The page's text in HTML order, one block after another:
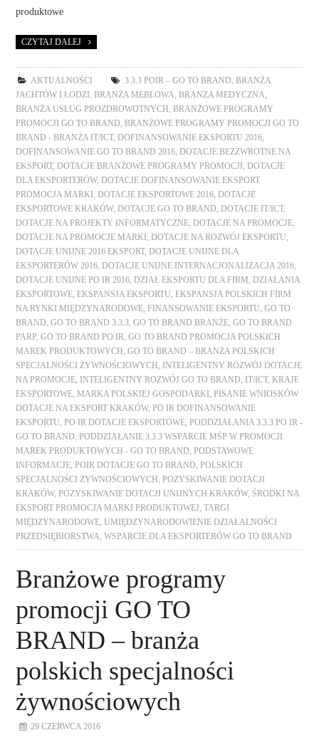
produktowe
CZYTAJ DALEJ
AKTUALNOŚCI 3.3.3 POIR – GO TO BRAND ,BRANŻA
JACHTÓW I ŁODZI
,BRANŻA MEBLOWA ,BRANŻA MEDYCZNA
BRANŻA USŁUG PROZDROWOTNYCH ,BRANŻOWE PROGRAMY
PROMOCJI GO TO BRAND ,BRANŻOWE PROGRAMY PROMOCJI GO TO
BRAND - BRANŻA IT/ICT,DOFINANSOWANIE EKSPORTU 2016
DOFINANSOWANIE GO TO BRAND 2016 ,DOTACJE BEZZWROTNE NA
EKSPORT,DOTACJE BRANŻOWE PROGRAMY PROMOCJI ,DOTACJE
DLA EKSPORTERÓW,DOTACJE DOFINANSOWANIE EKSPORT
PROMOCJA MARKI
,DOTACJE EKSPORTOWE 2016 ,DOTACJE
EKSPORTOWE KRAKÓW,DOTACJE GO TO BRAND ,DOTACJE IT/ICT,
DOTACJE NA PROJEKTY INFORMATYCZNE ,DOTACJE NA PROMOCJE
DOTACJE NA PROMOCJE MARKI
,DOTACJE NA ROZWÓJ EKSPORTU
DOTACJE UNIJNE 2016 EKSPORT,DOTACJE UNIJNE DLA
EKSPORTERÓW 2016 ,DOTACJE UNIJNE INTERNACJONALIZACJA 2016
DOTACJE UNIJNE PO IR 2016 ,DZIAŁ EKSPORTU DLA FIRM ,DZIAŁANIA
EKSPORTOWE ,EKSPANSJA EKSPORTU ,EKSPANSJA POLSKICH FIRM
NA RYNKI MIĘDZYNARODOWE ,FINANSOWANIE EKSPORTU ,GO TO
BRAND ,GO TO BRAND 3.3.3 ,GO TO BRAND BRANŻE ,GO TO BRAND
PARP ,GO TO BRAND PO IR ,GO TO BRAND PROMOCJA POLSKICH
MAREK PRODUKTOWYCH ,GO TO BRAND – BRANŻA POLSKICH
SPECJALNOŚCI ŻYWNOŚCIOWYCH
INTELIGENTNY ROZWÓJ DOTACJE
NA PROMOCJE
INTELIGENTNY ROZWÓJ GO TO BRAND IT/ICT,KRAJE
EKSPORTOWE ,MARKA POLSKIEJ GOSPODARKI ,PISANIE WNIOSKÓW
DOTACJE NA EKSPORT KRAKÓW,PO IR DOFINANSOWANIE
EKSPORTU ,PO IR DOTACJE EKSPORTOWE ,PODDZIAŁANIA 3.3.3 PO IR -
GO TO BRAND ,PODDZIAŁANIE 3.3.3 WSPARCIE MŚP W PROMOCJI
MAREK PRODUKTOWYCH - GO TO BRAND ,PODSTAWOWE
INFORMACJE ,POIR DOTACJE GO TO BRAND ,POLSKICH
SPECJALNOŚCI ŻYWNOŚCIOWYCH ,POZYSKIWANIE DOTACJI
KRAKÓW,POZYSKIWANIE DOTACJI UNIJNYCH KRAKÓW, ŚRODKI NA
EKSPORT PROMOCJA MARKI PRODUKTOWEJ ,TARGI
MIĘDZYNARODOWE ,UMIĘDZYNARODOWIENIE DZIAŁALNOŚCI
PRZEDSIĘBIORSTWA ,WSPARCIE DLA EKSPORTERÓW GO TO BRAND
Branżowe programy
promocji GO TO
BRAND – branża
polskich specjalności
żywnościowych
29 CZERWCA 2016